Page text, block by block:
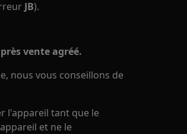
JB).
vente agréé.
nous vous conseillons de
l'appareil tant que le
et ne le